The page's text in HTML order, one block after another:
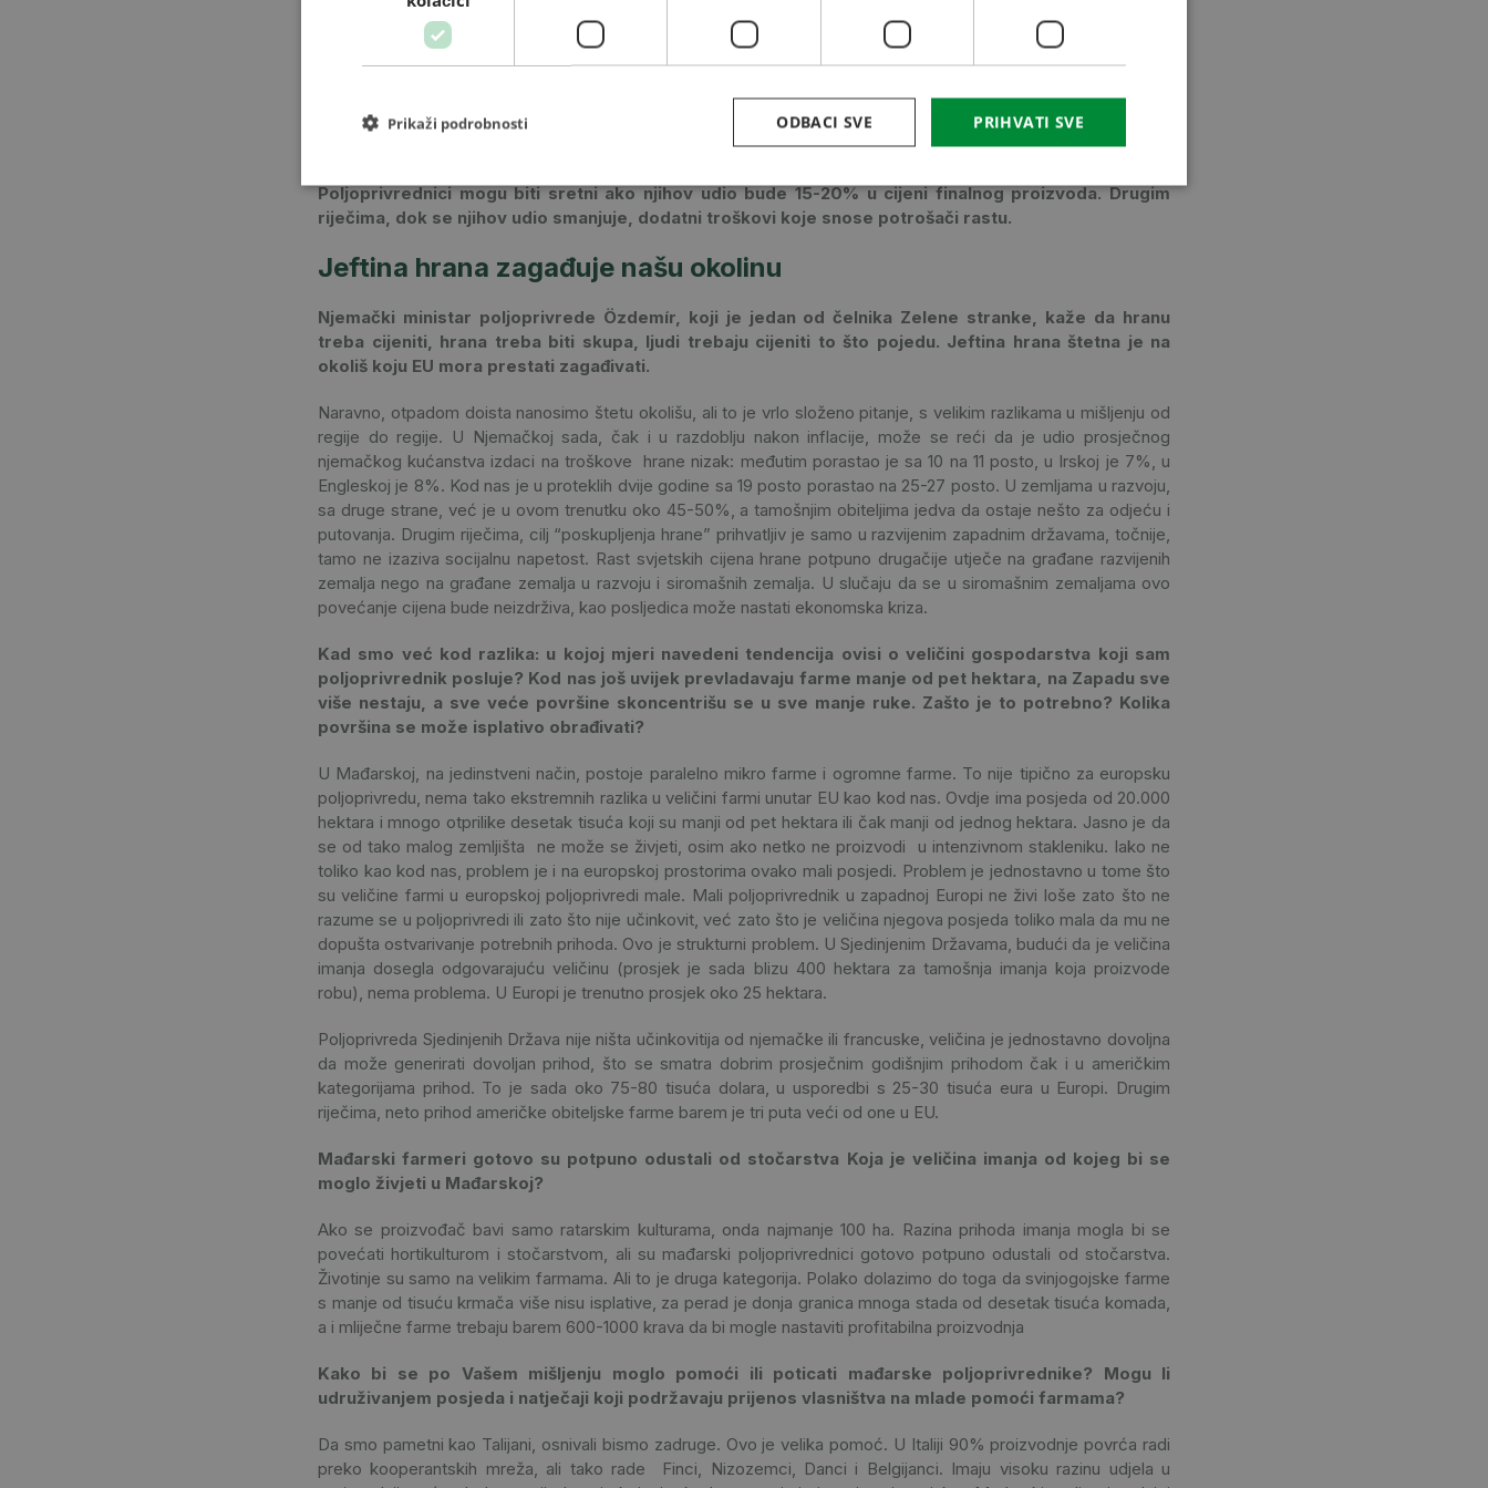
godine, a onda je 2023. dobio samo 7-8 % zbog brutalnog pada cijena pšenice . Onda možete pitati gdje se
ostatak izgubilo. Očito maloprodaja, ambalaža, PDV, vanredni porezi i naknade za zaštitu okoliša itd. oduzmu ga.
To je slučaj i u Mađarskoj, Njemačkoj i u mnogim drugim državama. Krajem prošlog stoljeća poljoprivrednici su
još u prosjeku dobivali 40% vrijednosti finalnog proizvoda, danas mogu biti sretni ako dobiju 15-20%. Drugim
riječima, dok se udio proizvođača smanjuje, dodatni troškovi potrošača rastu. Ovo je svjetski trend koji bi trebalo
Poljoprivrednici mogu biti sretni ako njihov udio bude 15-20% u cijeni finalnog proizvoda. Drugim
riječima, dok se njihov udio smanjuje, dodatni troškovi koje snose potrošači rastu.
Jeftina hrana zagađuje našu okolinu
Njemački ministar poljoprivrede Özdemír, koji je jedan od čelnika Zelene stranke, kaže da hranu
treba cijeniti, hrana treba biti skupa, ljudi trebaju cijeniti to što pojedu. Jeftina hrana štetna je na
okoliš koju EU mora prestati zagađivati.
Naravno, otpadom doista nanosimo štetu okolišu, ali to je vrlo složeno pitanje, s velikim razlikama u mišljenju od
regije do regije. U Njemačkoj sada, čak i u razdoblju nakon inflacije, može se reći da je udio prosječnog
njemačkog kućanstva izdaci na troškove hrane nizak: međutim porastao je sa 10 na 11 posto, u Irskoj je 7%, u
Engleskoj je 8%. Kod nas je u proteklih dvije godine sa 19 posto porastao na 25-27 posto. U zemljama u razvoju,
sa druge strane, već je u ovom trenutku oko 45-50%, a tamošnjim obiteljima jedva da ostaje nešto za odjeću i
putovanja. Drugim riječima, cilj “poskupljenja hrane” prihvatljiv je samo u razvijenim zapadnim državama, točnije,
tamo ne izaziva socijalnu napetost. Rast svjetskih cijena hrane potpuno drugačije utječe na građane razvijenih
zemalja nego na građane zemalja u razvoju i siromašnih zemalja. U slučaju da se u siromašnim zemaljama ovo
povećanje cijena bude neizdrživa, kao posljedica može nastati ekonomska kriza.
Kad smo već kod razlika: u kojoj mjeri navedeni tendencija ovisi o veličini gospodarstva koji sam
poljoprivrednik posluje? Kod nas još uvijek prevladavaju farme manje od pet hektara, na Zapadu sve
više nestaju, a sve veće površine skoncentrišu se u sve manje ruke. Zašto je to potrebno? Kolika
površina se može isplativo obrađivati?
U Mađarskoj, na jedinstveni način, postoje paralelno mikro farme i ogromne farme. To nije tipično za europsku
poljoprivredu, nema tako ekstremnih razlika u veličini farmi unutar EU kao kod nas. Ovdje ima posjeda od 20.000
hektara i mnogo otprilike desetak tisuća koji su manji od pet hektara ili čak manji od jednog hektara. Jasno je da
se od tako malog zemljišta ne može se živjeti, osim ako netko ne proizvodi u intenzivnom stakleniku. Iako ne
toliko kao kod nas, problem je i na europskoj prostorima ovako mali posjedi. Problem je jednostavno u tome što
su veličine farmi u europskoj poljoprivredi male. Mali poljoprivrednik u zapadnoj Europi ne živi loše zato što ne
razume se u poljoprivredi ili zato što nije učinkovit, već zato što je veličina njegova posjeda toliko mala da mu ne
dopušta ostvarivanje potrebnih prihoda. Ovo je strukturni problem. U Sjedinjenim Državama, budući da je veličina
imanja dosegla odgovarajuću veličinu (prosjek je sada blizu 400 hektara za tamošnja imanja koja proizvode
robu), nema problema. U Europi je trenutno prosjek oko 25 hektara.
Poljoprivreda Sjedinjenih Država nije ništa učinkovitija od njemačke ili francuske, veličina je jednostavno dovoljna
da može generirati dovoljan prihod, što se smatra dobrim prosječnim godišnjim prihodom čak i u američkim
kategorijama prihod. To je sada oko 75-80 tisuća dolara, u usporedbi s 25-30 tisuća eura u Europi. Drugim
riječima, neto prihod američke obiteljske farme barem je tri puta veći od one u EU.
Mađarski farmeri gotovo su potpuno odustali od stočarstva Koja je veličina imanja od kojeg bi se
moglo živjeti u Mađarskoj?
Ako se proizvođač bavi samo ratarskim kulturama, onda najmanje 100 ha. Razina prihoda imanja mogla bi se
povećati hortikulturom i stočarstvom, ali su mađarski poljoprivrednici gotovo potpuno odustali od stočarstva.
Životinje su samo na velikim farmama. Ali to je druga kategorija. Polako dolazimo do toga da svinjogojske farme
s manje od tisuću krmača više nisu isplative, za perad je donja granica mnoga stada od desetak tisuća komada,
a i mliječne farme trebaju barem 600-1000 krava da bi mogle nastaviti profitabilna proizvodnja
Kako bi se po Vašem mišljenju moglo pomoći ili poticati mađarske poljoprivrednike? Mogu li
udruživanjem posjeda i natječaji koji podržavaju prijenos vlasništva na mlade pomoći farmama?
Da smo pametni kao Talijani, osnivali bismo zadruge. Ovo je velika pomoć. U Italiji 90% proizvodnje povrća radi
preko kooperantskih mreža, ali tako rade Finci, Nizozemci, Danci i Belgijanci. Imaju visoku razinu udjela u
PRIHVATI SVE
ODBACI SVE
Prikaži podrobnosti